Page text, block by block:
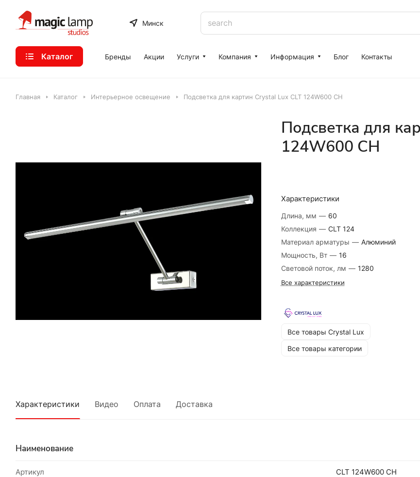
Минск
Каталог Бренды Акции Услуги Компания Информация Блог Контакты
Главная Каталог Интерьерное освещение Подсветка для картин Crystal Lux CLT 124W600 CH
Подсветка для
124W600 CH
Характеристики
Длина, мм — 60
Коллекция — CLT 124
Материал арматуры — Алюминий
Мощность, Вт — 16
Световой поток, лм — 1280
Все характеристики
Все товары Crystal Lux
Все товары категории
Характеристики Видео Оплата Доставка
Наименование
Артикул CLT 124W600 CH